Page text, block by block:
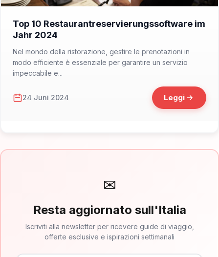
Top 10 Restaurantreservierungssoftware im
Jahr 2024
Nel mondo della ristorazione, gestire le prenotazioni in
modo efficiente è essenziale per garantire un servizio
impeccabile e...
24 Juni 2024 Leggi
✉
Resta aggiornato sull'Italia
Iscriviti alla newsletter per ricevere guide di viaggio,
offerte esclusive e ispirazioni settimanali